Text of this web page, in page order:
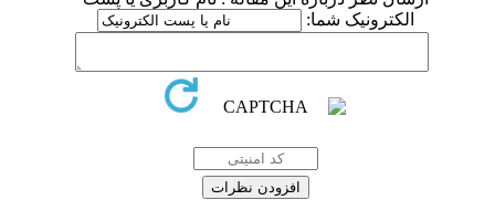
الکترونیک شما: